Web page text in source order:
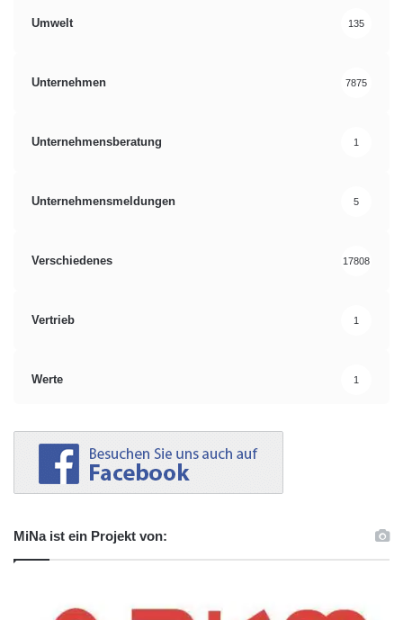
Umwelt 135
Unternehmen 7875
Unternehmensberatung 1
Unternehmensmeldungen 5
Verschiedenes 17808
Vertrieb 1
Werte 1
MiNa ist ein Projekt von: